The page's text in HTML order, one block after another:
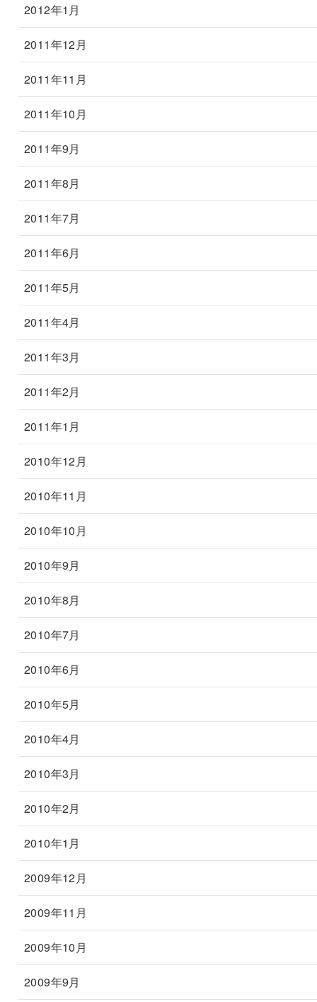
2012年1月
2011年12月
2011年11月
2011年10月
2011年9月
2011年8月
2011年7月
2011年6月
2011年5月
2011年4月
2011年3月
2011年2月
2011年1月
2010年12月
2010年11月
2010年10月
2010年9月
2010年8月
2010年7月
2010年6月
2010年5月
2010年4月
2010年3月
2010年2月
2010年1月
2009年12月
2009年11月
2009年10月
2009年9月